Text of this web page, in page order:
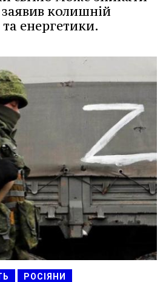
колишній
енергетики.
РОСІЯНИ